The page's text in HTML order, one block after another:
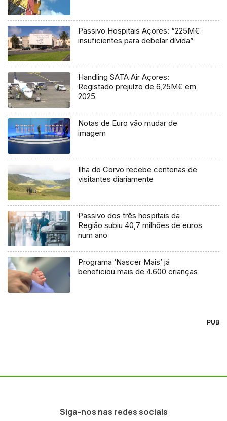
Passivo Hospitais Açores: “225M€
insuficientes para debelar dívida”
Handling SATA Air Açores:
Registado prejuízo de 6,25M€ em
2025
Notas de Euro vão mudar de
imagem
Ilha do Corvo recebe centenas de
visitantes diariamente
Passivo dos três hospitais da
Região subiu 40,7 milhões de euros
num ano
Programa ‘Nascer Mais’ já
beneficiou mais de 4.600 crianças
PUB
Siga-nos nas redes sociais